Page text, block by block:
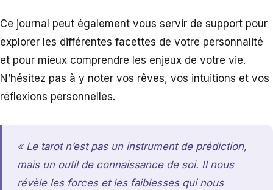
Ce journal peut également vous servir de support pour
explorer les différentes facettes de votre personnalité
et pour mieux comprendre les enjeux de votre vie.
N’hésitez pas à y noter vos rêves, vos intuitions et vos
réflexions personnelles.
« Le tarot n’est pas un instrument de prédiction,
mais un outil de connaissance de soi. Il nous
révèle les forces et les faiblesses qui nous